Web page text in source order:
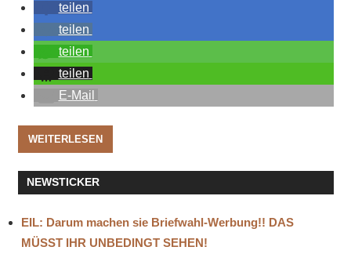
teilen
teilen
teilen
teilen
E-Mail
WEITERLESEN
NEWSTICKER
EIL: Darum machen sie Briefwahl-Werbung!! DAS
MÜSST IHR UNBEDINGT SEHEN!